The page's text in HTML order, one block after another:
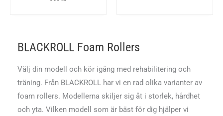
BLACKROLL Foam Rollers
Välj din modell och kör igång med rehabilitering och
träning. Från BLACKROLL har vi en rad olika varianter av
foam rollers. Modellerna skiljer sig åt i storlek, hårdhet
och yta. Vilken modell som är bäst för dig hjälper vi